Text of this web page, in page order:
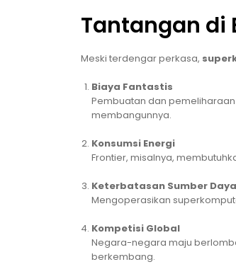
Tantangan di
Meski terdengar perkasa,
Biaya Fantastis
Pembuatan dan
membangunnya.
Konsumsi Energi
Frontier, misalnya,
Keterbatasan Sumber
Mengoperasikan
Kompetisi Global
Negara-negara maju
berkembang.